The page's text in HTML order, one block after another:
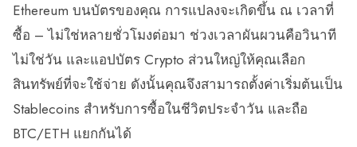
Ethereum บนบัตรของคุณ การแปลงจะเกิดขึ้น ณ เวลาที่
ซื้อ – ไม่ใช่หลายชั่วโมงต่อมา ช่วงเวลาผันผวนคือวินาที
ไม่ใช่วัน และแอปบัตร Crypto ส่วนใหญ่ให้คุณเลือก
สินทรัพย์ที่จะใช้จ่าย ดังนั้นคุณจึงสามารถตั้งค่าเริ่มต้นเป็น
Stablecoins สำหรับการซื้อในชีวิตประจำวัน และถือ
BTC/ETH แยกกันได้